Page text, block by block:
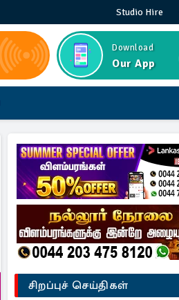
Studio Hire
Download
Our App
சிறப்புச் செய்திகள்